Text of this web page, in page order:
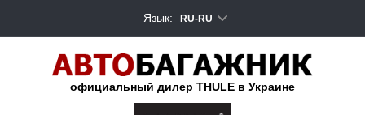
Язык: RU-RU
официальный дилер THULE в Украине